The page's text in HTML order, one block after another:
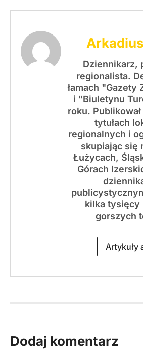
Dziennikarz,
regionalista.
łamach "Gazety
i "Biuletynu
roku.
tytułach
regionalnych i
skupiając się
Łużycach,
Górach
kilka tysięcy
gorszych
Artykuły
Dodaj komentarz